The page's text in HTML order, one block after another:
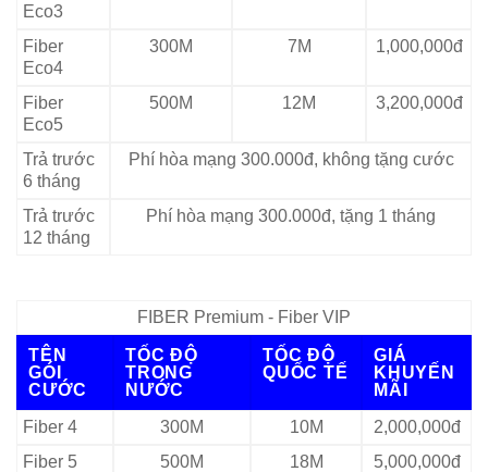
Eco3
Fiber
Eco4
300M 7M 1,000,000đ
Fiber
Eco5
500M 12M 3,200,000đ
Trả trước
6 tháng
Phí hòa mạng 300.000đ, không tặng cước
Trả trước
12 tháng
Phí hòa mạng 300.000đ, tặng 1 tháng
FIBER Premium - Fiber VIP
TÊN
GÓI
CƯỚC
TỐC ĐỘ
TRONG
NƯỚC
TỐC ĐỘ
QUỐC TẾ
GIÁ
KHUYẾN
MÃI
Fiber 4
300M 10M
2,000,000đ
Fiber 5
500M 18M
5,000,000đ